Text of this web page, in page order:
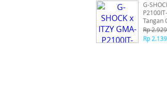
G-
Tangan
Rp
Rp